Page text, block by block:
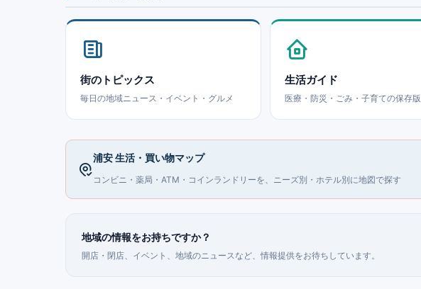
街のトピックス
毎日の地域ニュース・イベント・グルメ
生活ガイド
医療・防災・ごみ・子育ての保存版
浦安 生活・買い物マップ
コンビニ・薬局・ATM・コインランドリーを、ニーズ別・ホテル別に地図で探す
地域の情報をお持ちですか？
開店・閉店、イベント、地域のニュースなど、情報提供をお待ちしています。